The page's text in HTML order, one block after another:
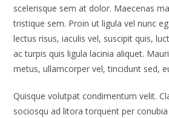
scelerisque sem at dolor. Maecenas
tristique sem. Proin ut ligula vel nunc
lectus risus, iaculis vel, suscipit quis,
ac turpis quis ligula lacinia aliquet.
metus, ullamcorper vel, tincidunt sed,
Quisque volutpat condimentum velit.
sociosqu ad litora torquent per